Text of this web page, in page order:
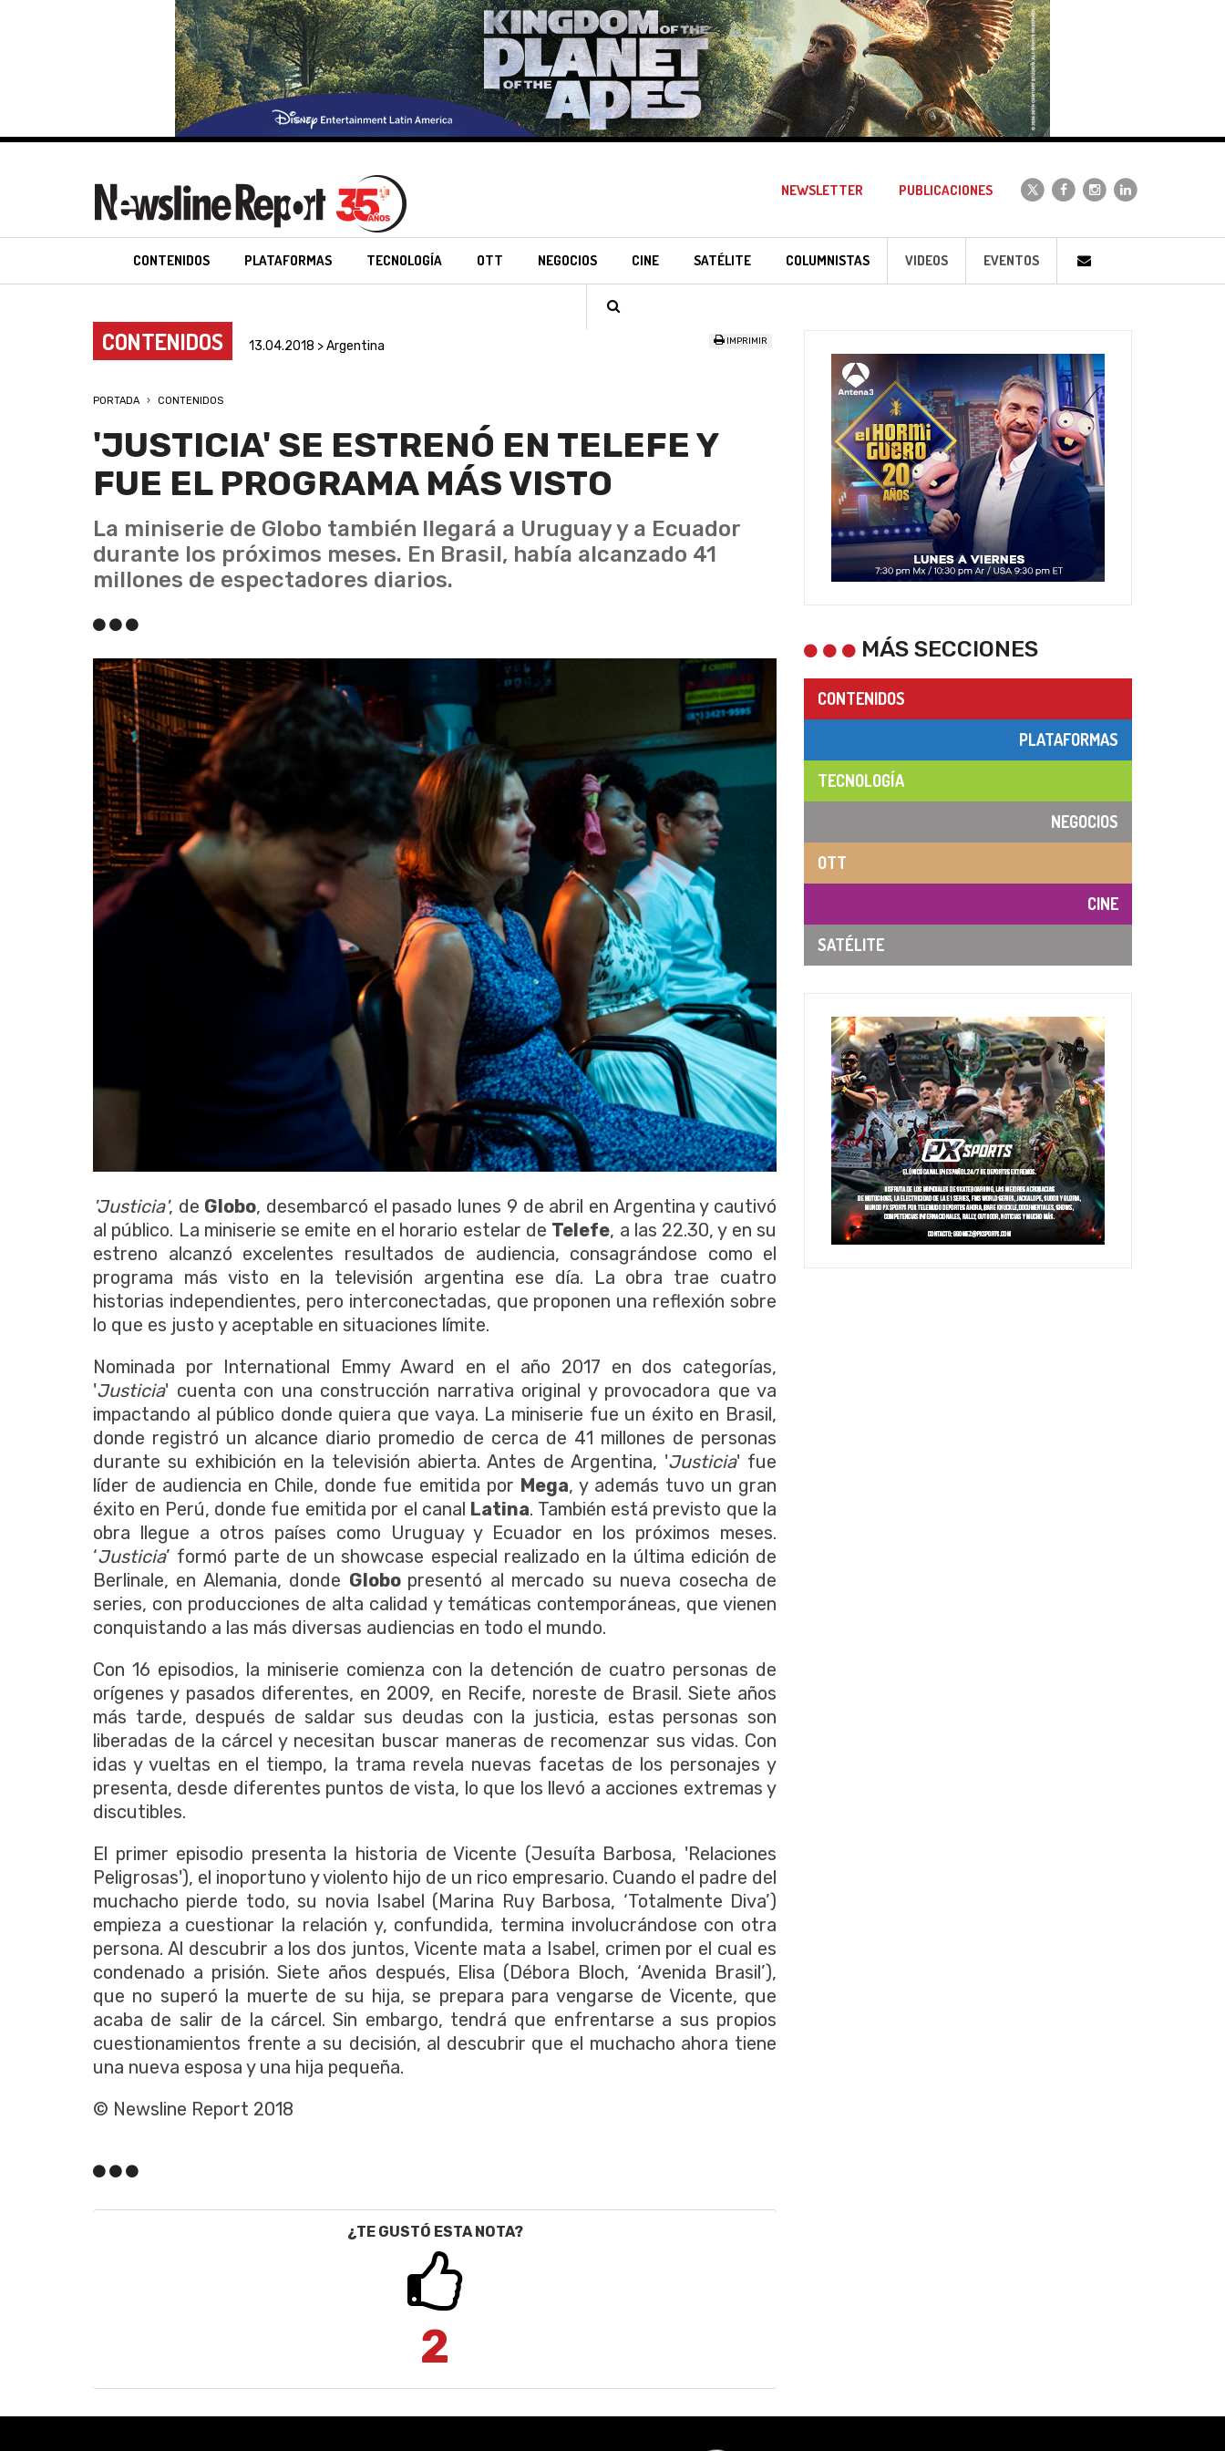
NEWSLETTER PUBLICACIONES
CONTENIDOS PLATAFORMAS TECNOLOGÍA OTT NEGOCIOS CINE SATÉLITE COLUMNISTAS VIDEOS EVENTOS
CONTENIDOS 13.04.2018 > Argentina IMPRIMIR
PORTADA CONTENIDOS
'JUSTICIA' SE ESTRENÓ EN TELEFE Y
FUE EL PROGRAMA MÁS VISTO
La miniserie de Globo también llegará a Uruguay y a Ecuador
durante los próximos meses. En Brasil, había alcanzado 41
millones de espectadores diarios.
'Justicia', de Globo, desembarcó el pasado lunes 9 de abril en Argentina y cautivó
al público. La miniserie se emite en el horario estelar de Telefe, a las 22.30, y en su
estreno alcanzó excelentes resultados de audiencia, consagrándose como el
programa más visto en la televisión argentina ese día. La obra trae cuatro
historias independientes, pero interconectadas, que proponen una reflexión sobre
lo que es justo y aceptable en situaciones límite.
Nominada por International Emmy Award en el año 2017 en dos categorías,
'Justicia' cuenta con una construcción narrativa original y provocadora que va
impactando al público donde quiera que vaya. La miniserie fue un éxito en Brasil,
donde registró un alcance diario promedio de cerca de 41 millones de personas
durante su exhibición en la televisión abierta. Antes de Argentina, 'Justicia' fue
líder de audiencia en Chile, donde fue emitida por Mega, y además tuvo un gran
éxito en Perú, donde fue emitida por el canal Latina. También está previsto que la
obra llegue a otros países como Uruguay y Ecuador en los próximos meses.
‘Justicia’ formó parte de un showcase especial realizado en la última edición de
Berlinale, en Alemania, donde Globo presentó al mercado su nueva cosecha de
series, con producciones de alta calidad y temáticas contemporáneas, que vienen
conquistando a las más diversas audiencias en todo el mundo.
Con 16 episodios, la miniserie comienza con la detención de cuatro personas de
orígenes y pasados diferentes, en 2009, en Recife, noreste de Brasil. Siete años
más tarde, después de saldar sus deudas con la justicia, estas personas son
liberadas de la cárcel y necesitan buscar maneras de recomenzar sus vidas. Con
idas y vueltas en el tiempo, la trama revela nuevas facetas de los personajes y
presenta, desde diferentes puntos de vista, lo que los llevó a acciones extremas y
discutibles.
El primer episodio presenta la historia de Vicente (Jesuíta Barbosa, 'Relaciones
Peligrosas'), el inoportuno y violento hijo de un rico empresario. Cuando el padre del
muchacho pierde todo, su novia Isabel (Marina Ruy Barbosa, ‘Totalmente Diva’)
empieza a cuestionar la relación y, confundida, termina involucrándose con otra
persona. Al descubrir a los dos juntos, Vicente mata a Isabel, crimen por el cual es
condenado a prisión. Siete años después, Elisa (Débora Bloch, ‘Avenida Brasil’),
que no superó la muerte de su hija, se prepara para vengarse de Vicente, que
acaba de salir de la cárcel. Sin embargo, tendrá que enfrentarse a sus propios
cuestionamientos frente a su decisión, al descubrir que el muchacho ahora tiene
una nueva esposa y una hija pequeña.
© Newsline Report 2018
¿TE GUSTÓ ESTA NOTA?
2
MÁS SECCIONES
CONTENIDOS
PLATAFORMAS
TECNOLOGÍA
NEGOCIOS
OTT
CINE
SATÉLITE